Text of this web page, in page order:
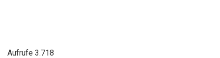
Aufrufe 3.718